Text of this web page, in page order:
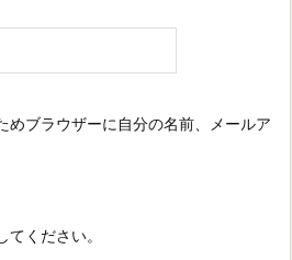
めブラウザーに自分の名前、メールア
てください。